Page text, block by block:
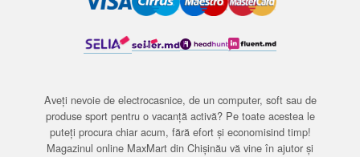
Aveți nevoie de electrocasnice, de un computer, soft sau de
produse sport pentru o vacanță activă? Pe toate acestea le
puteți procura chiar acum, fără efort și economisind timp!
Magazinul online MaxMart din Chișinău vă vine în ajutor și